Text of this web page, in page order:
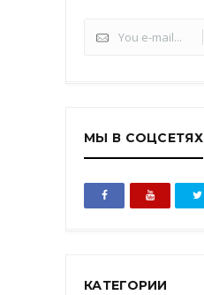
МЫ В СОЦСЕТЯХ
КАТЕГОРИИ